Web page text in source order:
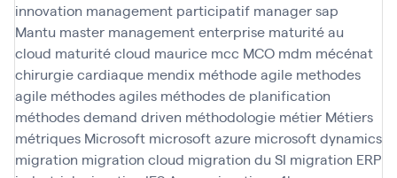
innovation management participatif manager sap
Mantu master management enterprise maturité au
cloud maturité cloud maurice mcc MCO mdm mécénat
chirurgie cardiaque mendix méthode agile methodes
agile méthodes agiles méthodes de planification
méthodes demand driven méthodologie métier Métiers
métriques Microsoft microsoft azure microsoft dynamics
migration migration cloud migration du SI migration ERP